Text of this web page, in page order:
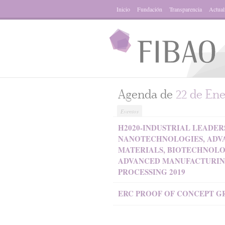
Inicio Fundación Transparencia
Agenda de 22 de
Eventos
H2020-INDUSTRIAL
NANOTECHNOLOGIES,
MATERIALS,
ADVANCED
PROCESSING 2019
ERC PROOF OF CONCEPT